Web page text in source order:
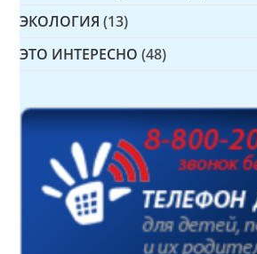
ЭКОЛОГИЯ (13)
ЭТО ИНТЕРЕСНО (48)